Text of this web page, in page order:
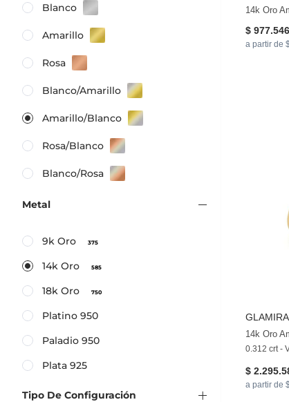
14k Oro
$
a partir de
GLAMIRA
0.312 crt -
$
a partir de
Blanco
Amarillo
Rosa
Blanco/Amarillo
Amarillo/Blanco
Rosa/Blanco
Blanco/Rosa
Metal
9k Oro 375
14k Oro 585
18k Oro 750
Platino 950
Paladio 950
Plata 925
Tipo De Configuración